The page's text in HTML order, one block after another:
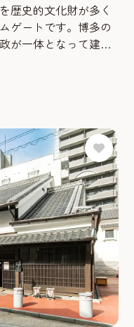
歴史的文化財が多く
ゲートです。博多の
が一体となって建設
た。名称は公募で決
れからの千年の繁栄